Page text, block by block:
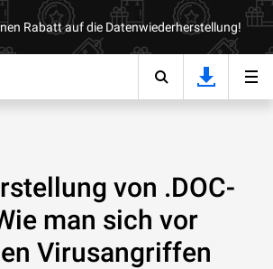
Rabatt auf die Datenwiederherstellung!
von .DOC-
man sich vor
Virusangriffen